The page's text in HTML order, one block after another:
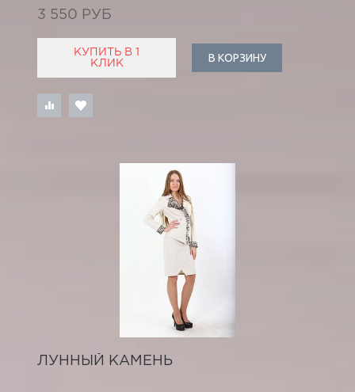
3 550 РУБ
КУПИТЬ В 1
КЛИК
В КОРЗИНУ
ЛУННЫЙ КАМЕНЬ